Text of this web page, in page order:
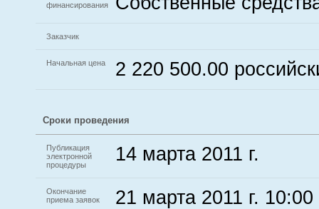
финансирования
Заказчик
Начальная цена 2 220 500.00
Сроки проведения
Публикация
электронной
процедуры
14 марта 2011 г.
Окончание
приема заявок
21 марта 2011 г. 10:00